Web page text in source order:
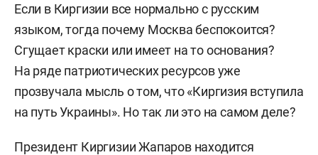
Если в Киргизии все нормально с русским
языком, тогда почему Москва беспокоится?
Сгущает краски или имеет на то основания?
На ряде патриотических ресурсов уже
прозвучала мысль о том, что «Киргизия вступила
на путь Украины». Но так ли это на самом деле?
Президент Киргизии Жапаров находится